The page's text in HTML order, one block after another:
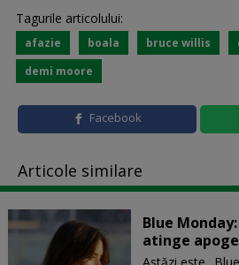
Tagurile articolului:
afazie boala bruce willis
demi moore
Facebook
Articole similare
Blue
atinge